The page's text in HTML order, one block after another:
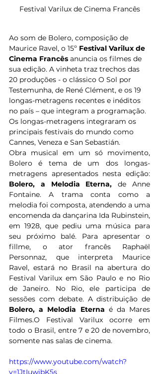
Festival Varilux de Cinema Francês
Ao som de Bolero, composição de
Maurice Ravel, o 15º Festival Varilux de
Cinema Francês anuncia os filmes de
sua edição. A vinheta traz trechos das
20 produções - o clássico O Sol por
Testemunha, de René Clément, e os 19
longas-metragens recentes e inéditos
no país – que integram a programação.
Os longas-metragens integraram os
principais festivais do mundo como
Cannes, Veneza e San Sebastián.
Obra musical em um só movimento,
Bolero é tema de um dos longas-
Bolero, a Melodia Eterna, de Anne
Fontaine. A trama conta como a
melodia foi composta, atendendo a uma
encomenda da dançarina Ida Rubinstein,
em 1928, que pediu uma música para
seu próximo balé. Para apresentar o
fillme, o ator francês Raphaël
Personnaz, que interpreta Maurice
Ravel, estará no Brasil na abertura do
Festival Varilux em São Paulo e no Rio
de Janeiro. No Rio, ele participa de
Bolero, a Melodia Eterna é da Mares
Filmes.O Festival Varilux ocorre em
todo o Brasil, entre 7 e 20 de novembro,
somente nas salas de cinema.
https://www.youtube.com/watch?
v=1JtIuwibK5s